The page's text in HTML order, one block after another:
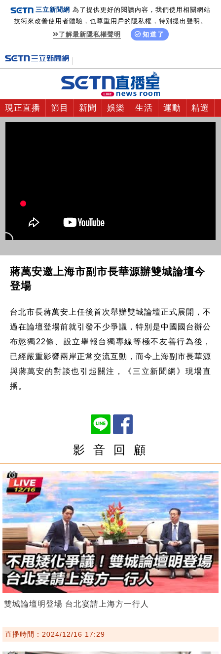
三立新聞網 為了提供更好的閱讀內容，我們使用相關網站
技術來改善使用者體驗，也尊重用戶的隱私權，特別提出聲明。
了解最新隱私權聲明
知道了
現正直播 節目 新聞 娛樂 生活 運動 精選
蔣萬安邀上海市副市長華源辦雙城論壇今
登場
台北市長蔣萬安上任後首次舉辦雙城論壇正式展開，不
過在論壇登場前就引發不少爭議，特別是中國國台辦公
布懲獨22條、設立舉報台獨專線等極不友善行為後，
已經嚴重影響兩岸正常交流互動，而今上海副市長華源
與蔣萬安的對談也引起關注，《三立新聞網》現場直
播。
影 音 回 顧
雙城論壇明登場 台北宴請上海方一行人
直播時間：2024/12/16 17:29